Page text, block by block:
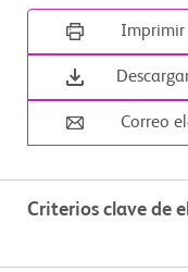
Imprimir
Correo
Criterios clave de